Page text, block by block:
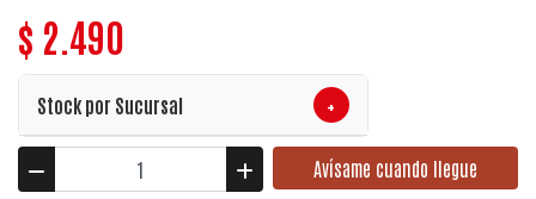
$ 2.490
Stock por Sucursal +
Avísame cuando llegue